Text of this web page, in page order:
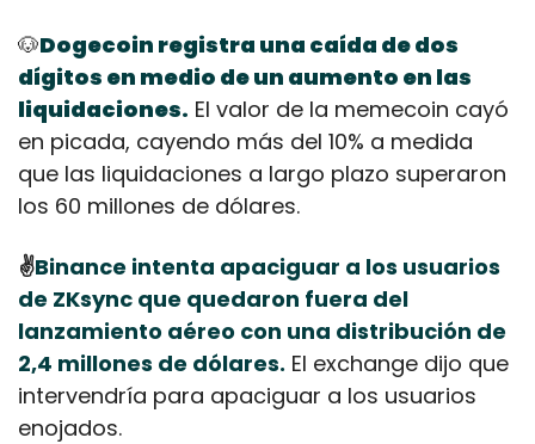
🐶Dogecoin registra una caída de dos
dígitos en medio de un aumento en las
liquidaciones. El valor de la memecoin cayó
en picada, cayendo más del 10% a medida
que las liquidaciones a largo plazo superaron
los 60 millones de dólares.
✌️Binance intenta apaciguar a los usuarios
de ZKsync que quedaron fuera del
lanzamiento aéreo con una distribución de
2,4 millones de dólares. El exchange dijo que
intervendría para apaciguar a los usuarios
enojados.